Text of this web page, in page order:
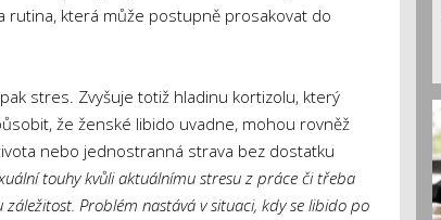
rutina, která může postupně prosakovat do
stres. Zvyšuje totiž hladinu kortizolu, který
že ženské libido uvadne, mohou rovněž
nebo jednostranná strava bez dostatku
touhy kvůli aktuálnímu stresu z práce či třeba
Problém nastává v situaci, kdy se libido po